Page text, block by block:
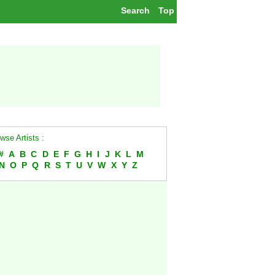
Top
Search
Artists :
A B C D E F G H I J K L
M
O P Q R S T U V W X Y Z